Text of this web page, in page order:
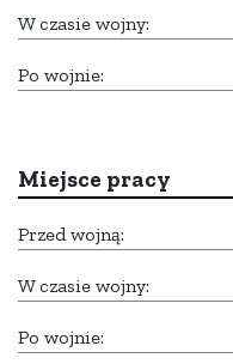
W czasie wojny:
Po wojnie:
Miejsce pracy
Przed wojną:
W czasie wojny:
Po wojnie: